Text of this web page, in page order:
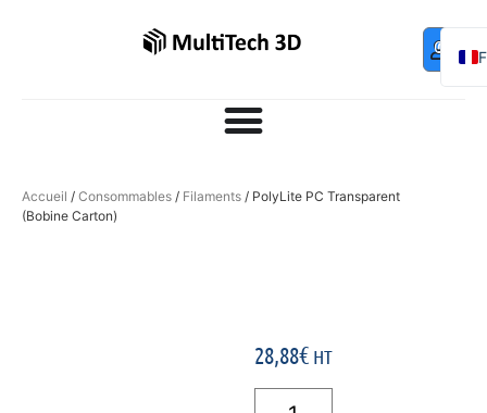
0,00 €
Accueil / Consommables / Filaments / PolyLite PC Transparent
(Bobine Carton)
28,88€ HT